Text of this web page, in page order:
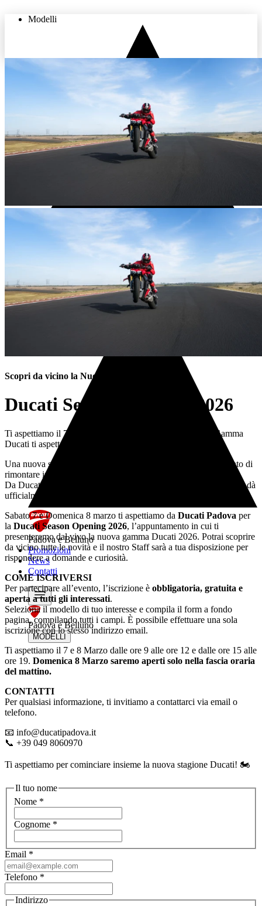
Modelli
Padova e Belluno
Promozioni
News
Contatti
Padova e Belluno
MODELLI
Scopri da vicino la Nuova gamma Ducati
Ducati Season Opening 2026
Ti aspettiamo il 7 e 8 Marzo da Ducati Padova: la nuova Gamma
Ducati ti aspetta
Una nuova stagione a due ruote sta per cominciare, è il momento di
rimontare in sella! Scopri di persona l’attesissima gamma 2026!
Da Ducati Padova arriva la Ducati Season Opening, l’evento che dà
ufficialmente il via alla nuova stagione.
Sabato 7 e Domenica 8 marzo ti aspettiamo da Ducati Padova per
la Ducati Season Opening 2026, l’appuntamento in cui ti
presenteremo dal vivo la nuova gamma Ducati 2026. Potrai scoprire
da vicino tutte le novità e il nostro Staff sarà a tua disposizione per
rispondere a domande e curiosità.
COME ISCRIVERSI
Per partecipare all’evento, l’iscrizione è obbligatoria, gratuita e
aperta a tutti gli interessati.
Seleziona il modello di tuo interesse e compila il form a fondo
pagina, compilando tutti i campi. È possibile effettuare una sola
iscrizione con lo stesso indirizzo email.
Ti aspettiamo il 7 e 8 Marzo dalle ore 9 alle ore 12 e dalle ore 15 alle
ore 19. Domenica 8 Marzo saremo aperti solo nella fascia oraria
del mattino.
CONTATTI
Per qualsiasi informazione, ti invitiamo a contattarci via email o
telefono.
📧 info@ducatipadova.it
📞 +39 049 8060970
Ti aspettiamo per cominciare insieme la nuova stagione Ducati! 🏍️
Il tuo nome
Nome *
Cognome *
Email *
Telefono *
Indirizzo